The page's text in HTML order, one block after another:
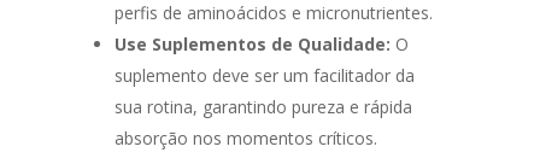
perfis de aminoácidos e micronutrientes.
Use Suplementos de Qualidade: O
suplemento deve ser um facilitador da
sua rotina, garantindo pureza e rápida
absorção nos momentos críticos.